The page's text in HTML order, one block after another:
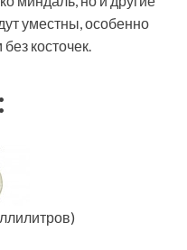
уместны, особенно
косточек.